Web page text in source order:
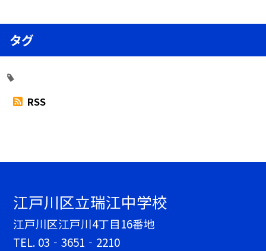
タグ
RSS
江戸川区立瑞江中学校
江戸川区江戸川4丁目16番地
TEL. 03‐3651‐2210